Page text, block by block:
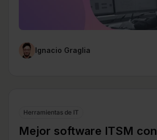
Ignacio Graglia
Herramientas de IT
Mejor software ITSM con